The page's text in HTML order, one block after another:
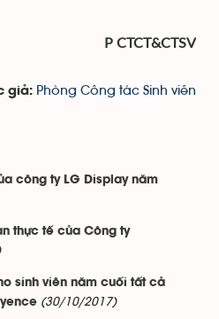
P CTCT&CTSV
giả: Phòng Công tác Sinh viên
công ty LG Display năm
thực tế của Công ty
sinh viên năm cuối tất cả
(30/10/2017)